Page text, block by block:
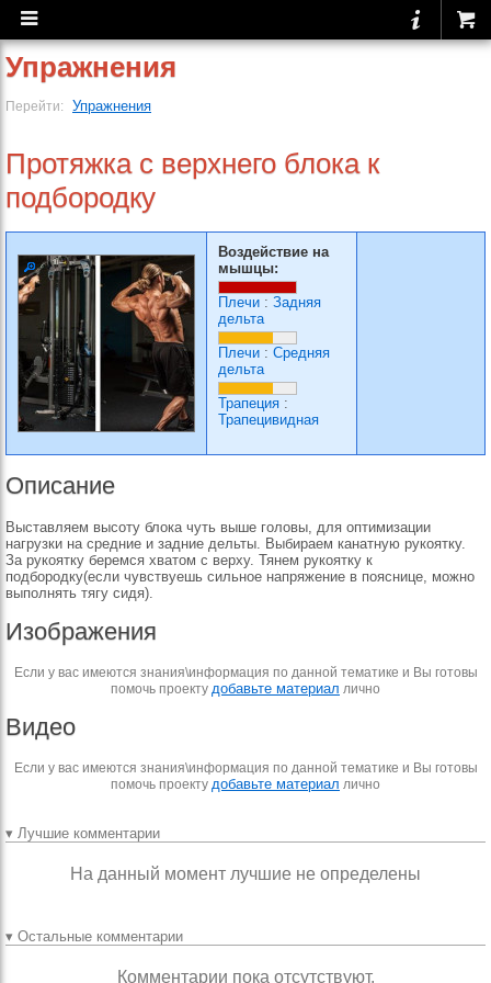
Упражнения
Перейти: Упражнения
Протяжка с верхнего блока к
подбородку
Воздействие на
мышцы:
Плечи : Задняя
дельта
Плечи : Средняя
дельта
Трапеция :
Трапецивидная
Описание
Выставляем высоту блока чуть выше головы, для оптимизации
нагрузки на средние и задние дельты. Выбираем канатную рукоятку.
За рукоятку беремся хватом с верху. Тянем рукоятку к
подбородку(если чувствуешь сильное напряжение в пояснице, можно
выполнять тягу сидя).
Изображения
Если у вас имеются знания\информация по данной тематике и Вы готовы
помочь проекту добавьте материал лично
Видео
Если у вас имеются знания\информация по данной тематике и Вы готовы
помочь проекту добавьте материал лично
▾ Лучшие комментарии
На данный момент лучшие не определены
▾ Остальные комментарии
Комментарии пока отсутствуют.